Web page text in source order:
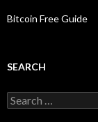
Bitcoin Free Guide
SEARCH
Search
for: